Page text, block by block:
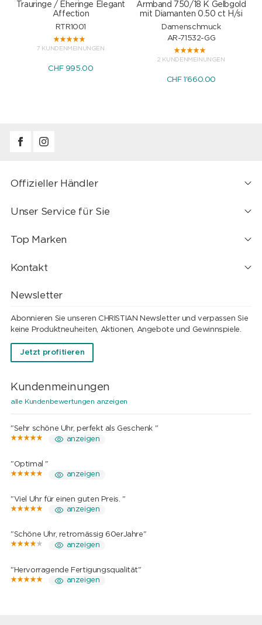
Trauringe / Eheringe Elegant
Affection
RTR1001
7 KUNDENMEINUNGEN
CHF 995.00
Armband 750/18 K Gelbgold
mit Diamanten 0.50 ct H/si
Damenschmuck
AR-71532-GG
2 KUNDENMEINUNGEN
CHF 1'660.00
Offizieller Händler
Unser Service für Sie
Top Marken
Kontakt
Newsletter
Abonnieren Sie unseren CHRISTIAN Newsletter und verpassen Sie
keine Produktneuheiten, Aktionen, Angebote und Gewinnspiele.
Jetzt profitieren
Kundenmeinungen
alle Kundenbewertungen anzeigen
"Sehr schöne Uhr, perfekt als Geschenk "
anzeigen
"Optimal "
anzeigen
"Viel Uhr für einen guten Preis. "
anzeigen
"Schöne Uhr, retromässig 60erJahre"
anzeigen
"Hervorragende Fertigungsqualität"
anzeigen